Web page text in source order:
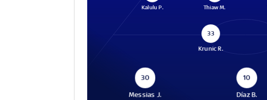
Kalulu P. Thiaw M.
33
Krunic R.
30
Messias J.
10
Díaz B.